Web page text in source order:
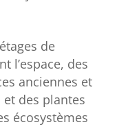
de
l’espace, des
anciennes et
des plantes
écosystèmes